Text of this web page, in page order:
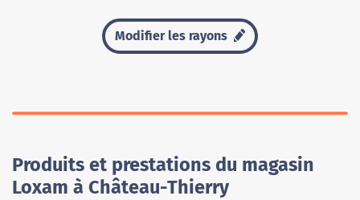
Modifier les rayons
Produits et prestations du magasin
Loxam à Château-Thierry